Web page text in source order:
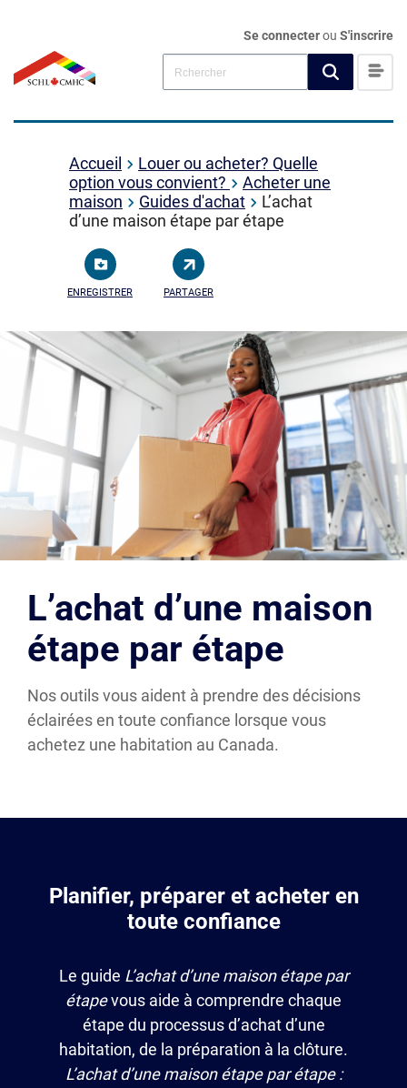
Se connecterou S'inscrire
Accueil
Louer ou acheter? Quelle
option vous convient?
Acheter une
maison
Guides d'achat
L’achat
d’une maison étape par étape
ENREGISTRER PARTAGER
L’achat d’une maison
étape par étape
Nos outils vous aident à prendre des décisions
éclairées en toute confiance lorsque vous
achetez une habitation au Canada.
Planifier, préparer et acheter en
toute confiance
Le guide L’achat d’une maison étape par
étapevous aide à comprendre chaque
étape du processus d’achat d’une
habitation, de la préparation à la clôture.
L’achat d’une maison étape par étape :